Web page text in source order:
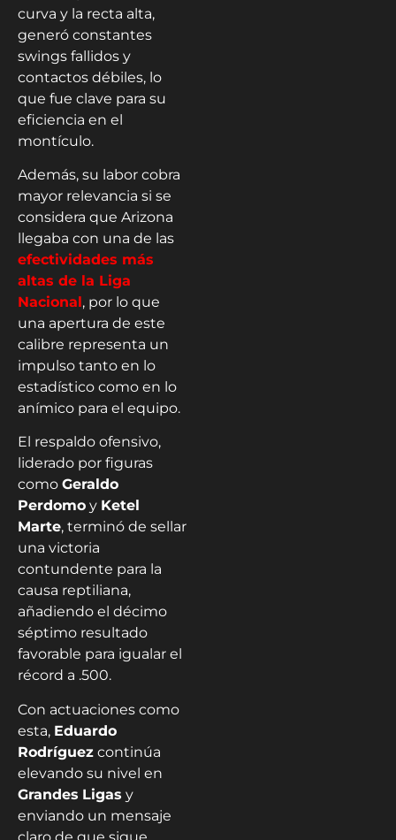
curva y la recta alta,
generó constantes
swings fallidos y
contactos débiles, lo
que fue clave para su
eficiencia en el
montículo.
Además, su labor cobra
mayor relevancia si se
considera que Arizona
llegaba con una de las
efectividades más
altas de la Liga
Nacional, por lo que
una apertura de este
calibre representa un
impulso tanto en lo
estadístico como en lo
anímico para el equipo.
El respaldo ofensivo,
liderado por figuras
como Geraldo
Perdomo y Ketel
Marte, terminó de sellar
una victoria
contundente para la
causa reptiliana,
añadiendo el décimo
séptimo resultado
favorable para igualar el
récord a .500.
Con actuaciones como
esta, Eduardo
Rodríguez continúa
elevando su nivel en
Grandes Ligas y
enviando un mensaje